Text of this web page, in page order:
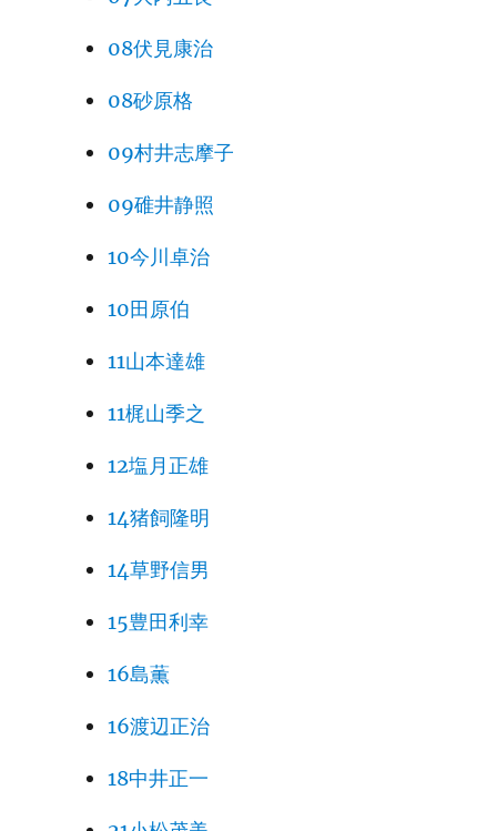
08伏見康治
08砂原格
09村井志摩子
09碓井静照
10今川卓治
10田原伯
11山本達雄
11梶山季之
12塩月正雄
14猪飼隆明
14草野信男
15豊田利幸
16島薫
16渡辺正治
18中井正一